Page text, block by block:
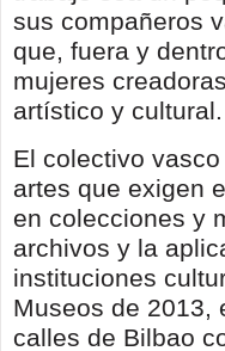
sus compañeros
que, fuera y
mujeres
artístico y cultural.
El colectivo vasco
artes que exigen
en colecciones y
archivos y la
instituciones
Museos de 2013,
calles de Bilbao